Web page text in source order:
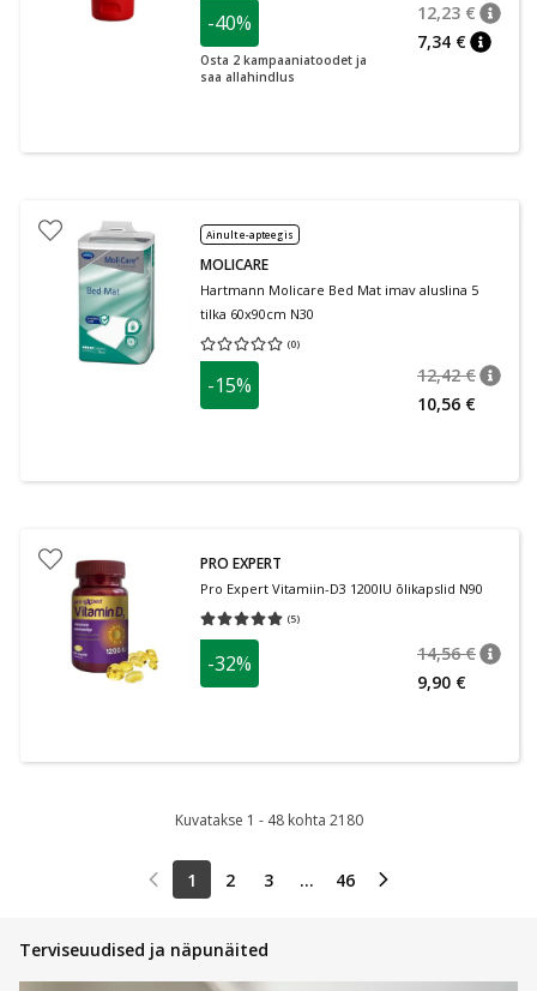
-40%
Osta 2 kampaaniatoodet ja
saa allahindlus
12,23 €
7,34 €
Ainult e-apteegis
MOLICARE
Hartmann Molicare Bed Mat imav aluslina 5
tilka 60x90cm N30
(0)
Keskmine hinnang 0.00
-15% 12,42 €
10,56 €
PRO EXPERT
Pro Expert Vitamiin-D3 1200IU õlikapslid N90
(5)
Keskmine hinnang 5.00
-32% 14,56 €
9,90 €
Kuvatakse 1 - 48 kohta 2180
1 2 3 ... 46
Terviseuudised ja näpunäited